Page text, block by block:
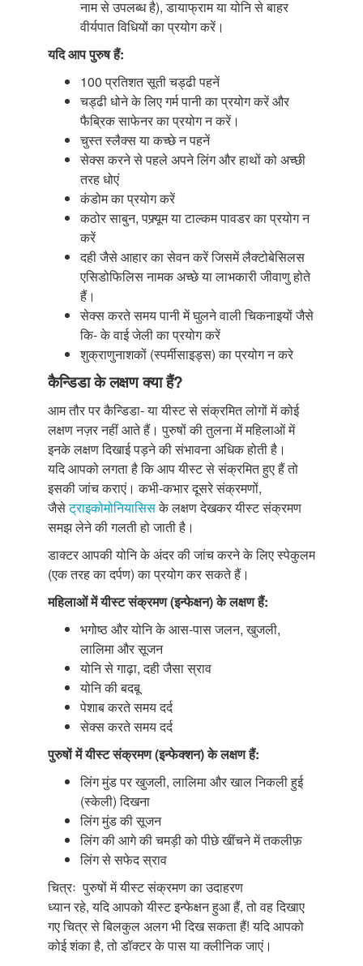
नाम से उपलब्ध है), डायाफ्राम या योनि से बाहर
वीर्यपात विधियों का प्रयोग करें।
यदि आप पुरुष हैं:
100 प्रतिशत सूती चड्ढी पहनें
चड्ढी धोने के लिए गर्म पानी का प्रयोग करें और
फैब्रिक साफेनर का प्रयोग न करें।
चुस्त स्लैक्स या कच्छे न पहनें
सेक्स करने से पहले अपने लिंग और हाथों को अच्छी
तरह धोएं
कंडोम का प्रयोग करें
कठोर साबुन, पफ्र्यूम या टाल्कम पावडर का प्रयोग न
करें
दही जैसे आहार का सेवन करें जिसमें लैक्टोबेसिलस
एसिडोफिलिस नामक अच्छे या लाभकारी जीवाणु होते
हैं।
सेक्स करते समय पानी में घुलने वाली चिकनाइयों जैसे
कि- के वाई जेली का प्रयोग करें
शुक्राणुनाशकों (स्पर्मीसाइड्स) का प्रयोग न करे
कैन्डिडा के लक्षण क्या हैं?
आम तौर पर कैन्डिडा- या यीस्ट से संक्रमित लोगों में कोई
लक्षण नज़र नहीं आते हैं। पुरुषों की तुलना में महिलाओं में
इनके लक्षण दिखाई पड़ने की संभावना अधिक होती है।
यदि आपको लगता है कि आप यीस्ट से संक्रमित हुए हैं तो
इसकी जांच कराएं। कभी-कभार दूसरे संक्रमणों,
जैसेट्राइकोमोनियासिसके लक्षण देखकर यीस्ट संक्रमण
समझ लेने की गलती हो जाती है।
डाक्टर आपकी योनि के अंदर की जांच करने के लिए स्पेकुलम
(एक तरह का दर्पण) का प्रयोग कर सकते हैं।
महिलाओं में यीस्ट संक्रमण (इन्फेक्षन) के लक्षण हैं:
भगोष्ठ और योनि के आस-पास जलन, खुजली,
लालिमा और सूजन
योनि से गाढ़ा, दही जैसा स्राव
योनि की बदबू
पेशाब करते समय दर्द
सेक्स करते समय दर्द
पुरुषों में यीस्ट संक्रमण (इन्फेक्शन) के लक्षण हैं:
लिंग मुंड पर खुजली, लालिमा और खाल निकली हुई
(स्केली) दिखना
लिंग मुंड की सूजन
लिंग की आगे की चमड़ी को पीछे खींचने में तकलीफ़
लिंग से सफेद स्राव
चित्रः पुरुषों में यीस्ट संक्रमण का उदाहरण
ध्यान रहे, यदि आपको यीस्ट इन्फेक्षन हुआ हैं, तो वह दिखाए
गए चित्र से बिलकुल अलग भी दिख सकता हैं! यदि आपको
कोई शंका है, तो डॉक्टर के पास या क्लीनिक जाएं।